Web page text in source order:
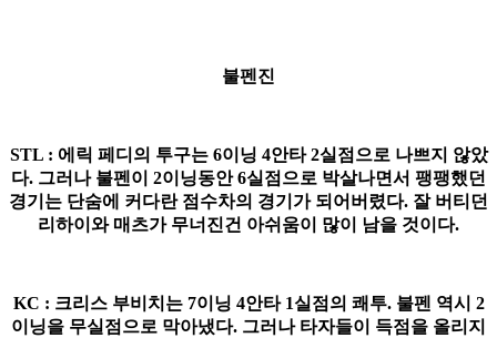
불펜진
STL : 에릭 페디의 투구는 6이닝 4안타 2실점으로 나쁘지 않았
다. 그러나 불펜이 2이닝동안 6실점으로 박살나면서 팽팽했던
경기는 단숨에 커다란 점수차의 경기가 되어버렸다. 잘 버티던
리하이와 매츠가 무너진건 아쉬움이 많이 남을 것이다.
KC : 크리스 부비치는 7이닝 4안타 1실점의 쾌투. 불펜 역시 2
이닝을 무실점으로 막아냈다. 그러나 타자들이 득점을 올리지